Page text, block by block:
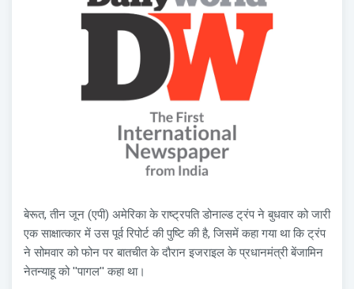
बेरूत, तीन जून (एपी) अमेरिका के राष्ट्रपति डोनाल्ड ट्रंप ने बुधवार को जारी
एक साक्षात्कार में उस पूर्व रिपोर्ट की पुष्टि की है, जिसमें कहा गया था कि ट्रंप
ने सोमवार को फोन पर बातचीत के दौरान इजराइल के प्रधानमंत्री बेंजामिन
नेतन्याहू को ''पागल'' कहा था।